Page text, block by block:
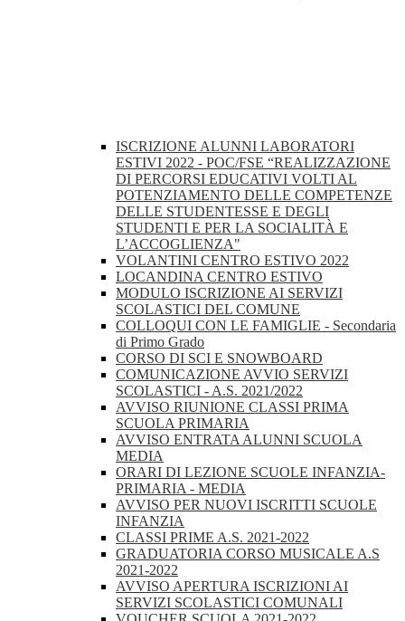
ISCRIZIONE ALUNNI LABORATORI
ESTIVI 2022 - POC/FSE “REALIZZAZIONE
DI PERCORSI EDUCATIVI VOLTI AL
POTENZIAMENTO DELLE COMPETENZE
DELLE STUDENTESSE E DEGLI
STUDENTI E PER LA SOCIALITÀ E
L’ACCOGLIENZA"
VOLANTINI CENTRO ESTIVO 2022
LOCANDINA CENTRO ESTIVO
MODULO ISCRIZIONE AI SERVIZI
SCOLASTICI DEL COMUNE
COLLOQUI CON LE FAMIGLIE - Secondaria
di Primo Grado
CORSO DI SCI E SNOWBOARD
COMUNICAZIONE AVVIO SERVIZI
SCOLASTICI - A.S. 2021/2022
AVVISO RIUNIONE CLASSI PRIMA
SCUOLA PRIMARIA
AVVISO ENTRATA ALUNNI SCUOLA
MEDIA
ORARI DI LEZIONE SCUOLE INFANZIA-
PRIMARIA - MEDIA
AVVISO PER NUOVI ISCRITTI SCUOLE
INFANZIA
CLASSI PRIME A.S. 2021-2022
GRADUATORIA CORSO MUSICALE A.S
2021-2022
AVVISO APERTURA ISCRIZIONI AI
SERVIZI SCOLASTICI COMUNALI